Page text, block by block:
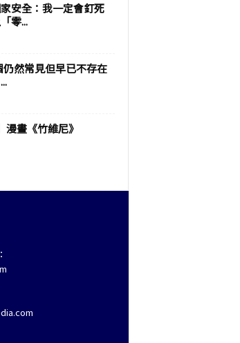
安全：我一定會釘死
零...
仍然常見但早已不存在
漫畫《竹維尼》